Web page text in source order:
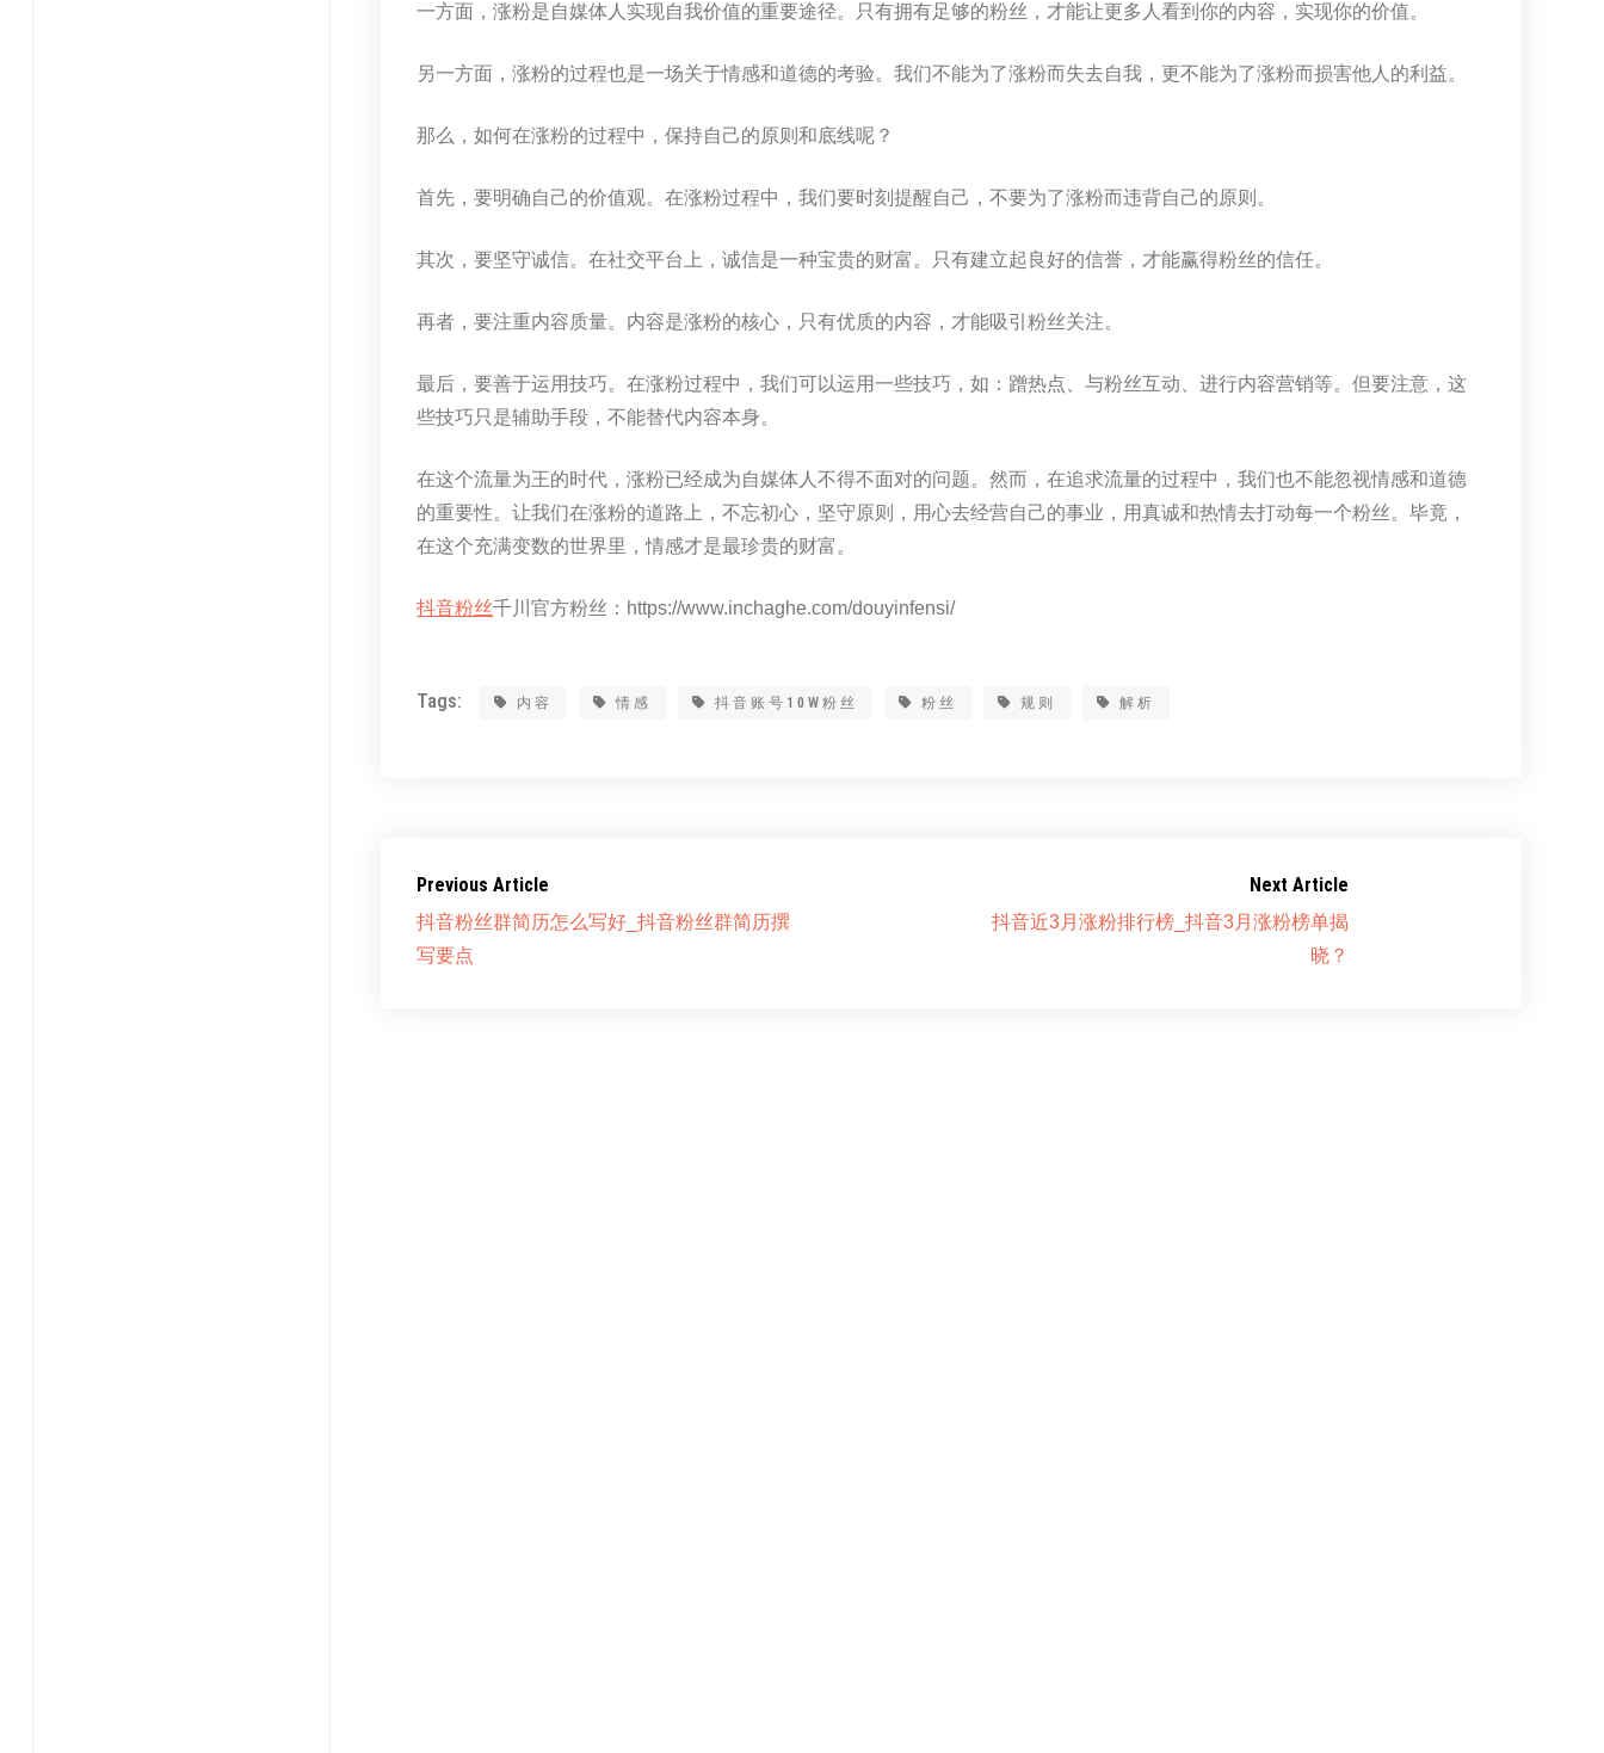
一方面，涨粉是自媒体人实现自我价值的重要途径。只有拥有足够的粉丝，才能让更多人看到你的内容，实现你的价值。
另一方面，涨粉的过程也是一场关于情感和道德的考验。我们不能为了涨粉而失去自我，更不能为了涨粉而损害他人的利益。
那么，如何在涨粉的过程中，保持自己的原则和底线呢？
首先，要明确自己的价值观。在涨粉过程中，我们要时刻提醒自己，不要为了涨粉而违背自己的原则。
其次，要坚守诚信。在社交平台上，诚信是一种宝贵的财富。只有建立起良好的信誉，才能赢得粉丝的信任。
再者，要注重内容质量。内容是涨粉的核心，只有优质的内容，才能吸引粉丝关注。
最后，要善于运用技巧。在涨粉过程中，我们可以运用一些技巧，如：蹭热点、与粉丝互动、进行内容营销等。但要注意，这
些技巧只是辅助手段，不能替代内容本身。
在这个流量为王的时代，涨粉已经成为自媒体人不得不面对的问题。然而，在追求流量的过程中，我们也不能忽视情感和道德
的重要性。让我们在涨粉的道路上，不忘初心，坚守原则，用心去经营自己的事业，用真诚和热情去打动每一个粉丝。毕竟，
在这个充满变数的世界里，情感才是最珍贵的财富。
抖音粉丝千川官方粉丝：https://www.inchaghe.com/douyinfensi/
Tags: 内容 情感 抖音账号10W粉丝 粉丝 规则 解析
Previous Article
抖音粉丝群简历怎么写好_抖音粉丝群简历撰
写要点
Next Article
抖音近3月涨粉排行榜_抖音3月涨粉榜单揭
晓？